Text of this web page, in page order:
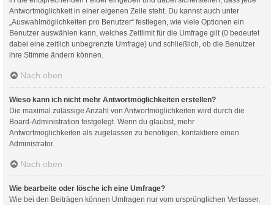
Antwortmöglichkeit in einer eigenen Zeile steht. Du kannst auch unter
„Auswahlmöglichkeiten pro Benutzer“ festlegen, wie viele Optionen ein
Benutzer auswählen kann, welches Zeitlimit für die Umfrage gilt (0 bedeutet
dabei eine zeitlich unbegrenzte Umfrage) und schließlich, ob die Benutzer
ihre Stimme ändern können.
Nach oben
Wieso kann ich nicht mehr Antwortmöglichkeiten erstellen?
Die maximal zulässige Anzahl von Antwortmöglichkeiten wird durch die
Board-Administration festgelegt. Wenn du glaubst, mehr
Antwortmöglichkeiten als zugelassen zu benötigen, kontaktiere einen
Administrator.
Nach oben
Wie bearbeite oder lösche ich eine Umfrage?
Wie bei den Beiträgen können Umfragen nur vom ursprünglichen Verfasser,